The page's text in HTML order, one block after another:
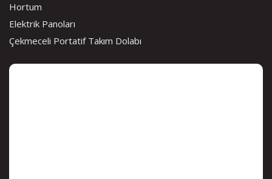
Hortum
Elektrik Panoları
Çekmeceli Portatif Takım Dolabı